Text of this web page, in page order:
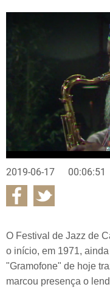
2019-06-17 00:06:51
O Festival de Jazz de
o início, em 1971,
"Gramofone" de hoje
marcou presença o